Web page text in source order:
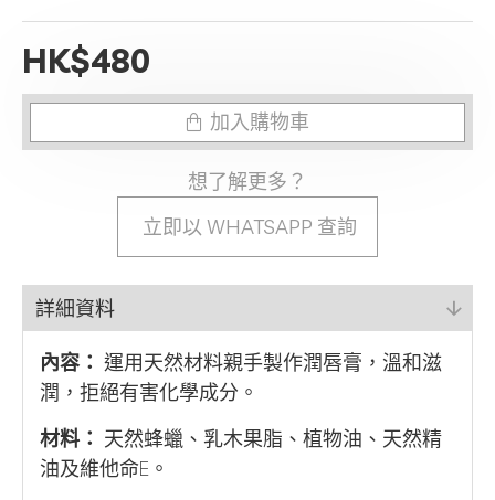
HK$480
加入購物車
想了解更多？
立即以 WHATSAPP 查詢
詳細資料
內容： 運用天然材料親手製作潤唇膏，溫和滋
潤，拒絕有害化學成分。
材料： 天然蜂蠟、乳木果脂、植物油、天然精
油及維他命E。